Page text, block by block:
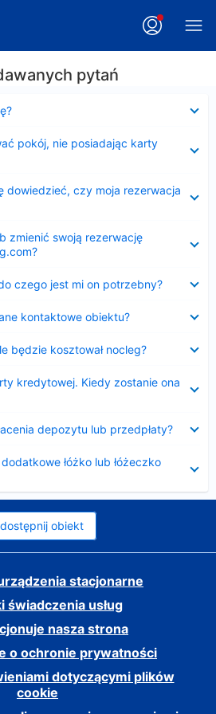
pytań
pokój, nie posiadając karty
dowiedzieć, czy moja rezerwacja
zmienić swoją rezerwację
czego jest mi on potrzebny?
kontaktowe obiektu?
będzie kosztował nocleg?
kredytowej. Kiedy zostanie ona
depozytu lub przedpłaty?
łóżko lub łóżeczko
obiekt
stacjonarne
świadczenia usług
nasza strona
o ochronie prywatności
dotyczącymi plików
cookie